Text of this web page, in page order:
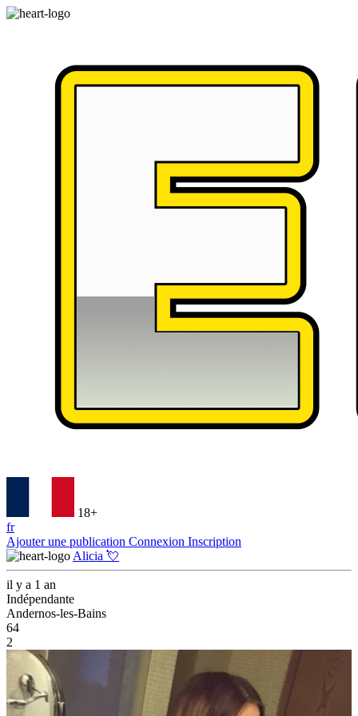
18+
fr
Ajouter une publication Connexion Inscription
Alicia 💘
il y a 1 an
Indépendante
Andernos-les-Bains
64
2